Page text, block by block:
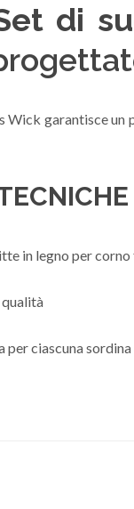
di
Wick garantisce
in legno per corno
qualità
per ciascuna sordina